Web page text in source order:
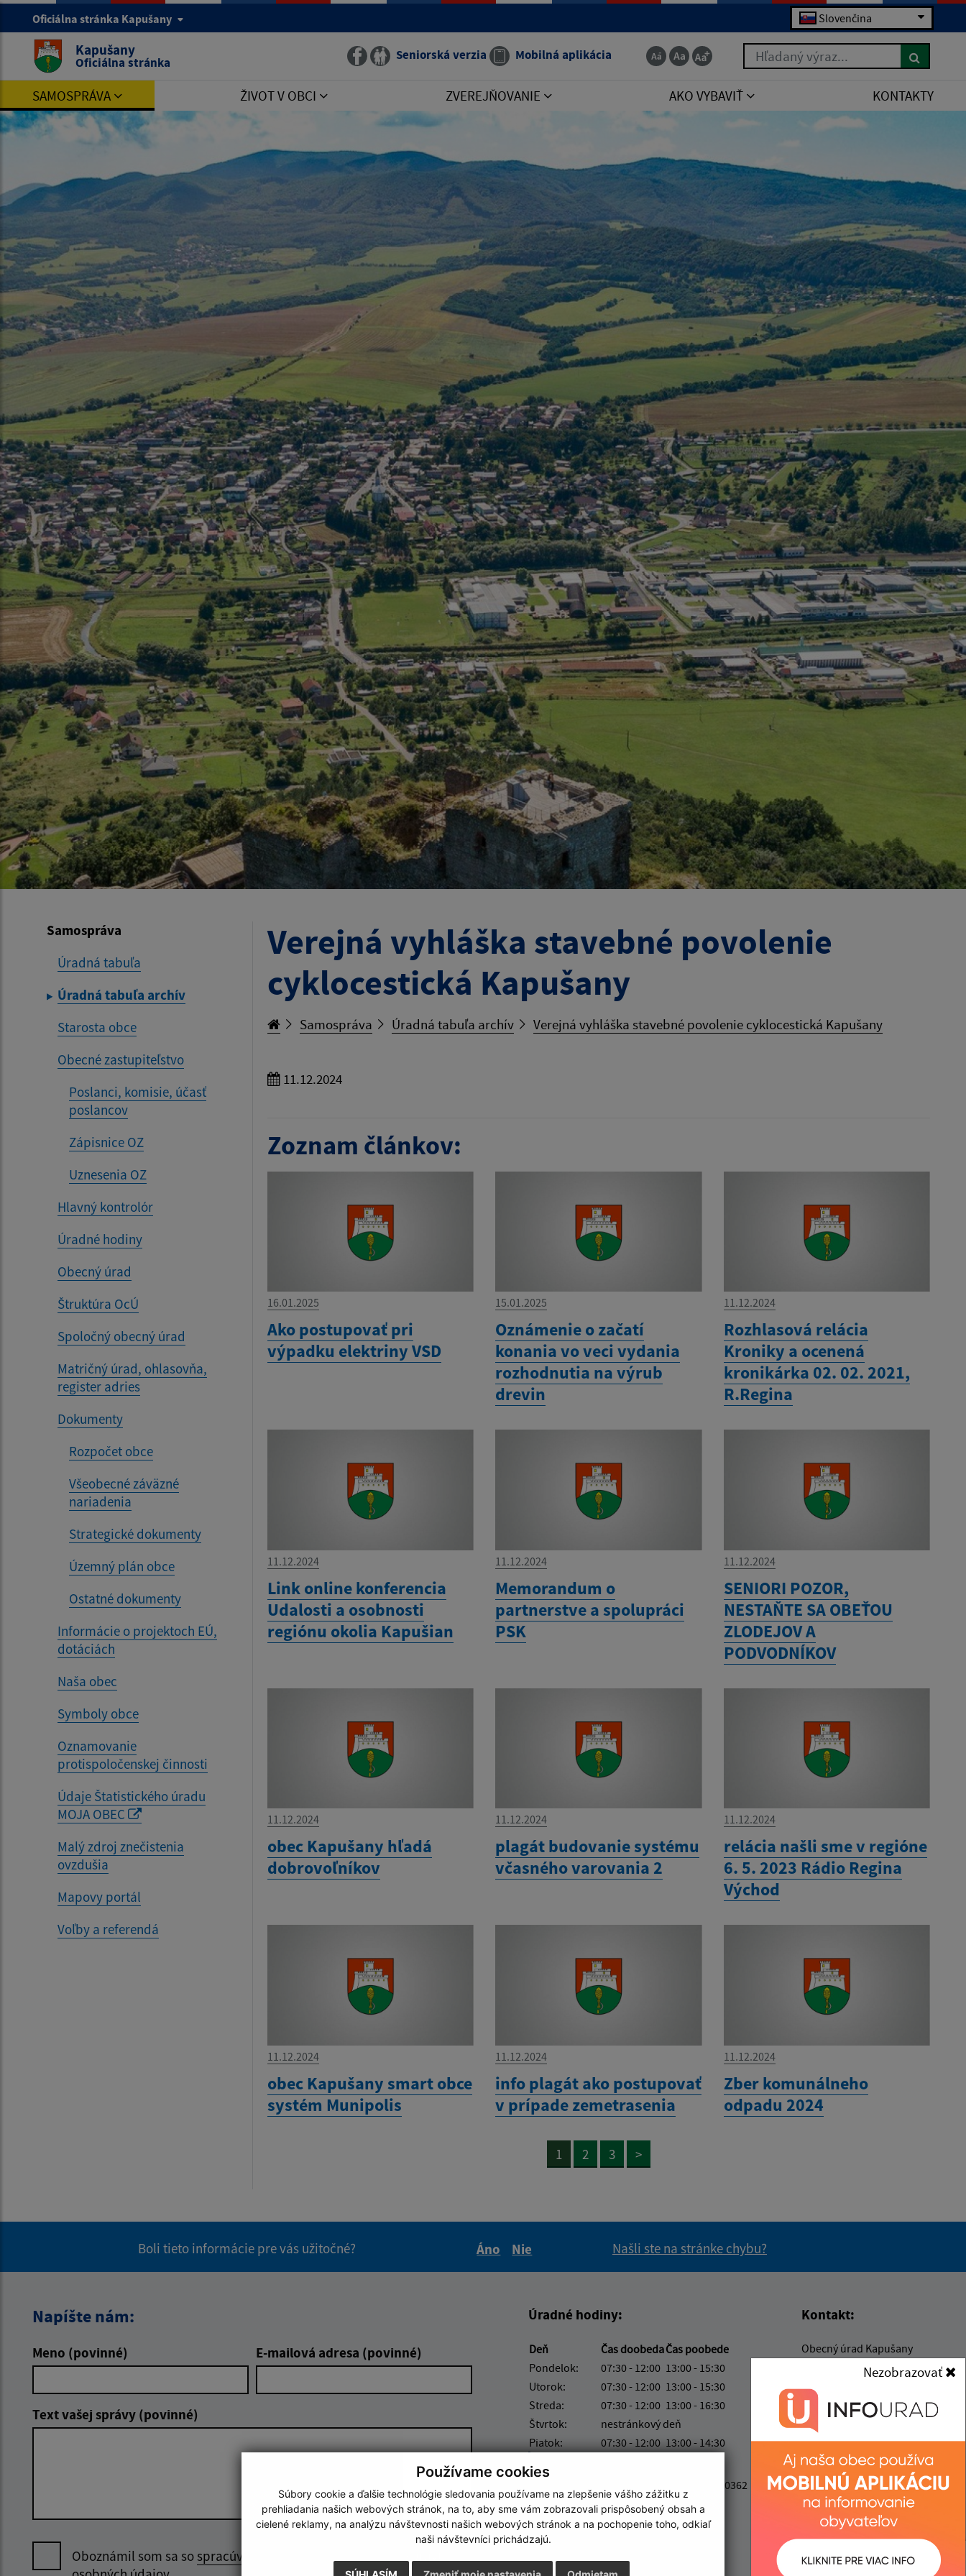
Používame cookies
Súbory cookie a ďalšie technológie sledovania používame na zlepšenie vášho zážitku z
prehliadania našich webových stránok, na to, aby sme vám zobrazovali prispôsobený obsah a
cielené reklamy, na analýzu návštevnosti našich webových stránok a na pochopenie toho, odkiaľ
naši návštevníci prichádzajú.
Nezobrazovať
Oficiálna stránka Kapušany Slovenčina
Kapušany
Oficiálna stránka Seniorská verzia Mobilná aplikácia Hľadaný výraz...
SAMOSPRÁVA ŽIVOT V OBCI ZVEREJŇOVANIE AKO VYBAVIŤ KONTAKTY
Samospráva
Úradná tabuľa
Úradná tabuľa archív
Starosta obce
Obecné zastupiteľstvo
Poslanci, komisie, účasť
poslancov
Zápisnice OZ
Uznesenia OZ
Hlavný kontrolór
Úradné hodiny
Obecný úrad
Štruktúra OcÚ
Spoločný obecný úrad
Matričný úrad, ohlasovňa,
register adries
Dokumenty
Rozpočet obce
Všeobecné záväzné
nariadenia
Strategické dokumenty
Územný plán obce
Ostatné dokumenty
Informácie o projektoch EÚ,
dotáciách
Naša obec
Symboly obce
Oznamovanie
protispoločenskej činnosti
Údaje Štatistického úradu
MOJA OBEC
Malý zdroj znečistenia
ovzdušia
Mapovy portál
Voľby a referendá
Verejná vyhláška stavebné povolenie
cyklocestická Kapušany
Samospráva Úradná tabuľa archív Verejná vyhláška stavebné povolenie cyklocestická Kapušany
11.12.2024
Zoznam článkov:
16.01.2025
Ako postupovať pri
výpadku elektriny VSD
15.01.2025
Oznámenie o začatí
konania vo veci vydania
rozhodnutia na výrub
drevin
11.12.2024
Rozhlasová relácia
Kroniky a ocenená
kronikárka 02. 02. 2021,
R.Regina
11.12.2024
Link online konferencia
Udalosti a osobnosti
regiónu okolia Kapušian
11.12.2024
Memorandum o
partnerstve a spolupráci
PSK
11.12.2024
SENIORI POZOR,
NESTAŇTE SA OBEŤOU
ZLODEJOV A
PODVODNÍKOV
11.12.2024
obec Kapušany hľadá
dobrovoľníkov
11.12.2024
plagát budovanie systému
včasného varovania 2
11.12.2024
relácia našli sme v regióne
6. 5. 2023 Rádio Regina
Východ
11.12.2024
obec Kapušany smart obce
systém Munipolis
11.12.2024
info plagát ako postupovať
v prípade zemetrasenia
11.12.2024
Zber komunálneho
odpadu 2024
1 2 3 >
Boli tieto informácie pre vás užitočné?
Áno
Nie
Našli ste na stránke chybu?
Napíšte nám:
Meno (povinné) E-mailová adresa (povinné)
Text vašej správy (povinné)
Oboznámil som sa sospracúvaním
Google reCaptcha Response
Úradné hodiny:
Deň Čas doobedaČas poobede
Pondelok:
07:30 - 12:00 13:00 - 15:30
Utorok:
07:30 - 12:00 13:00 - 15:30
Streda:
07:30 - 12:00 13:00 - 16:30
Štvrtok:
nestránkový deň
Piatok:
07:30 - 12:00 13:00 - 14:30
Obedňajšia prestávka:
Číslo účtu IBAN: SK74 0200 0000 0000 0362
4572
Kontakt:
Obecný úrad Kapušany
info@kapusany.sk
+421 517 941 102
IČO: 00327239